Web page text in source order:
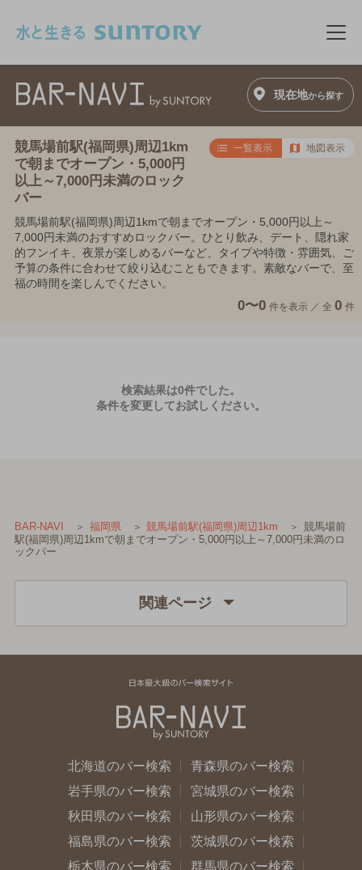
メ
現在地から探す
競馬場前駅(福岡県)周辺1km
で朝までオープン・5,000円
以上～7,000円未満のロック
バー
一覧表示 地図表示
競馬場前駅(福岡県)周辺1kmで朝までオープン・5,000円以上～
7,000円未満のおすすめロックバー。ひとり飲み、デート、隠れ家
的フンイキ、夜景が楽しめるバーなど、タイプや特徴・雰囲気、ご
予算の条件に合わせて絞り込むこともできます。素敵なバーで、至
福の時間を楽しんでください。
0〜0 件を表示 ／ 全 0 件
検索結果は0件でした。
条件を変更してお試しください。
BAR-NAVI 福岡県 競馬場前駅(福岡県)周辺1km
競馬場前
駅(福岡県)周辺1kmで朝までオープン・5,000円以上～7,000円未満のロ
ックバー
関連ページ
北海道のバー検索
青森県のバー検索
岩手県のバー検索
宮城県のバー検索
秋田県のバー検索
山形県のバー検索
福島県のバー検索
茨城県のバー検索
栃木県のバー検索
群馬県のバー検索